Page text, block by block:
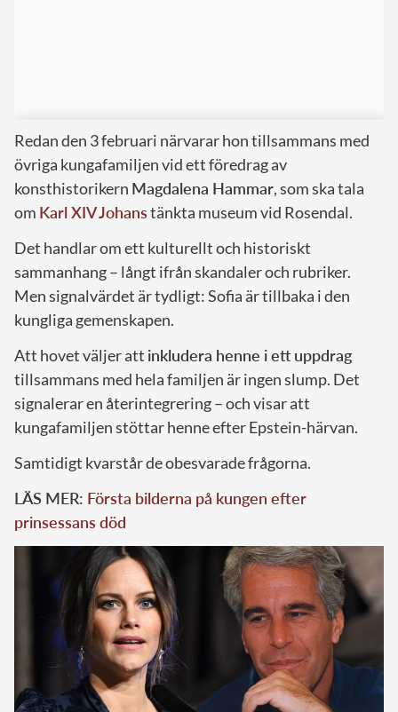
Redan den 3 februari närvarar hon tillsammans med
övriga kungafamiljen vid ett föredrag av
konsthistorikern Magdalena Hammar, som ska tala
om Karl XIV Johanstänkta museum vid Rosendal.
Det handlar om ett kulturellt och historiskt
sammanhang – långt ifrån skandaler och rubriker.
Men signalvärdet är tydligt: Sofia är tillbaka i den
kungliga gemenskapen.
Att hovet väljer att inkludera henne i ett uppdrag
tillsammans med hela familjen är ingen slump. Det
signalerar en återintegrering – och visar att
kungafamiljen stöttar henne efter Epstein-härvan.
Samtidigt kvarstår de obesvarade frågorna.
LÄS MER: Första bilderna på kungen efter
prinsessans död